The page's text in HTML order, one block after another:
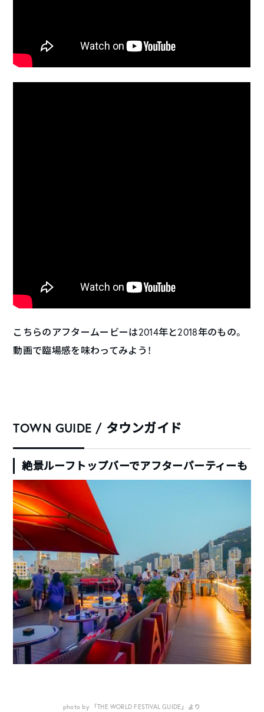
こちらのアフタームービーは2014年と2018年のもの。
動画で臨場感を味わってみよう！
TOWN GUIDE / タウンガイド
絶景ルーフトップバーでアフターパーティーも
photo by 「THE WORLD FESTIVAL GUIDE」より